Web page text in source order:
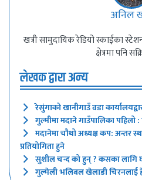
अनिल
खत्री सामुदायिक रेडियो स्काईका
क्षेत्रमा पनि
लेखक द्वारा अन्य
रेसुंगाको खानीगाउँ वडा
गुल्मीमा मदाने गाउँपालिका
मदानेमा चौथो अध्यक्ष कप: अन्तर
प्रतियोगिता हुने
सुशील चन्द को हुन् ? कसका लागि
गुल्मेली भलिबल खेलाडी चिरनलाई